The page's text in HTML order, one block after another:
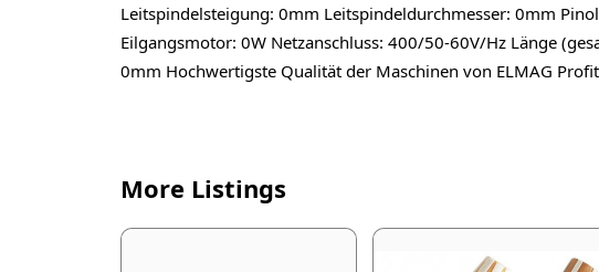
Leitspindelsteigung: 0mm Leitspindeldurchmesser: 0mm
Eilgangsmotor: 0W Netzanschluss: 400/50-60V/Hz Länge
0mm Hochwertigste Qualität der Maschinen von ELMAG
More Listings